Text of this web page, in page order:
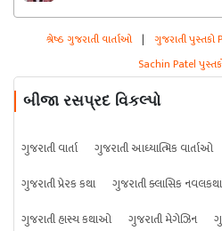
શ્રેષ્ઠ ગુજરાતી વાર્તાઓ | ગુજરાતી પુસ્તકો
Sachin Patel
બીજા રસપ્રદ વિકલ્પો
ગુજરાતી વાર્તા ગુજરાતી આધ્યાત્મિક વાર્તાઓ
ગુજરાતી પ્રેરક કથા
ગુજરાતી ક્લાસિક
ગુજરાતી હાસ્ય કથાઓ
ગુજરાતી મેગેઝિન